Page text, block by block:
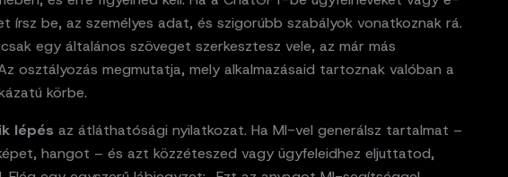
írsz be, az személyes adat, és szigorúbb szabályok vonatkoznak rá.
egy általános szöveget szerkesztesz vele, az már más
osztályozás megmutatja, mely alkalmazásaid tartoznak valóban a
körbe.
lépés az átláthatósági nyilatkozat. Ha MI-vel generálsz tartalmat –
hangot – és azt közzéteszed vagy ügyfeleidhez eljuttatod,